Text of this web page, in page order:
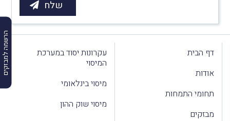
הרשמה למבזקים
דף הבית
אודות
תחומי התמחות
מבזקים
עקרונות יסוד במערכת
המיסוי
מיסוי בינלאומי
מיסוי שוק ההון